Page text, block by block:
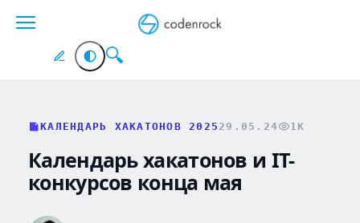
содержанию
КАЛЕНДАРЬ ХАКАТОНОВ 2025 29.05.24 1K
Календарь хакатонов и IT-
конкурсов конца мая